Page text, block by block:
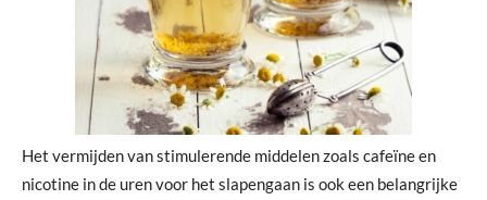
Het vermijden van stimulerende middelen zoals cafeïne en
nicotine in de uren voor het slapengaan is ook een belangrijke